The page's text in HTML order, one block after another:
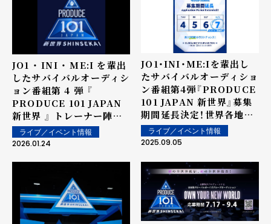
JO1 ・ INI ・ ME:I を輩出
したサバイバルオーディシ
ョン番組第 4 弾 『
PRODUCE 101 JAPAN
新世界 』 トレーナー陣を
解禁 安達祐人、川畑 要 の
参加が決定！
ライブ／イベント情報
2026.01.24
JO1・INI・ME:Iを輩出し
たサバイバルオーディショ
ン番組第4弾『PRODUCE
101 JAPAN 新世界』募集
期間延長決定！世界各地か
らエントリー受付中！
ライブ／イベント情報
2025.09.05